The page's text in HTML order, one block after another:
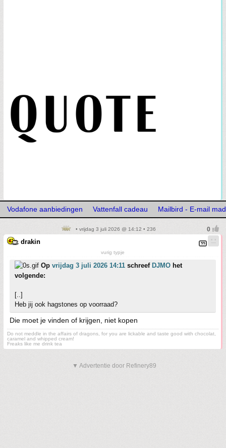
Vodafone aanbiedingen Vattenfall cadeau Mailbird - E-mail
• vrijdag 3 juli 2026 @ 14:12 • 236
drakin
vurig typje
Op vrijdag 3 juli 2026 14:11 schreef DJMO het
volgende:
[..]
Heb jij ook hagstones op voorraad?
Die moet je vinden of krijgen, niet kopen
Do not meddle in the affairs of dragons, for you are lickable and taste good with chocolat,
caramel and whipped cream!
Freaks like me drink tea
▼ Advertentie door Refinery89